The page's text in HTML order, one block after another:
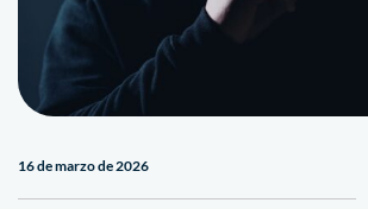
16 de marzo de 2026